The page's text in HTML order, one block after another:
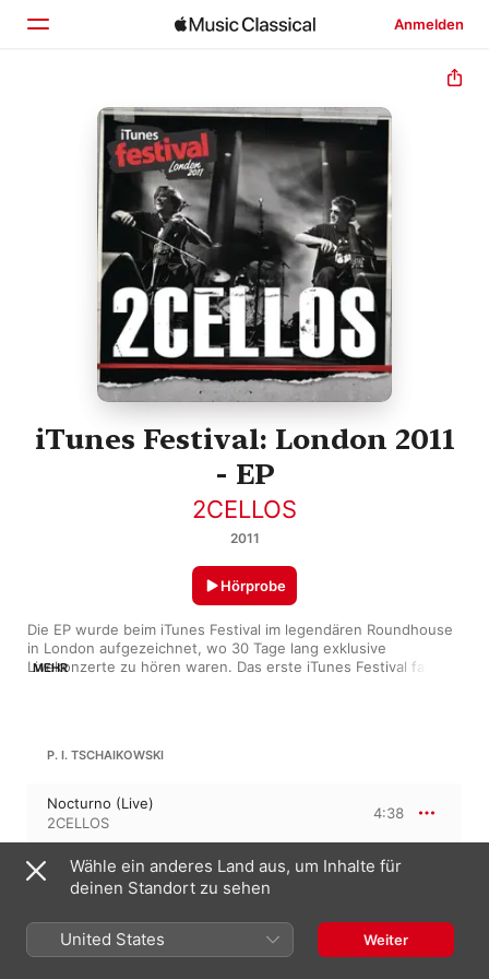
Anmelden
Startseite
Entdecken
Suchen
iTunes Festival: London 2011
- EP
2CELLOS
2011
Die EP wurde beim iTunes Festival im legendären Roundhouse
in London aufgezeichnet, wo 30 Tage lang exklusive
Livekonzerte zu hören waren. Das erste iTunes Festival fand
MEHR
Hörprobe
P. I. TSCHAIKOWSKI
Nocturno (Live)
2CELLOS
4:38
LEONID DESYATNIKOV
Oblivion, “Vergessenheit”
Oblivion (Live)
2CELLOS
3:53
Wähle ein anderes Land aus, um Inhalte für
deinen Standort zu sehen
United States Weiter